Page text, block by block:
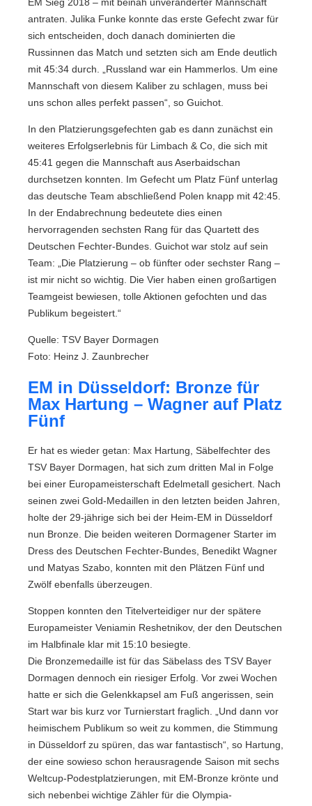
EM Sieg 2018 – mit beinah unveränderter Mannschaft
antraten. Julika Funke konnte das erste Gefecht zwar für
sich entscheiden, doch danach dominierten die
Russinnen das Match und setzten sich am Ende deutlich
mit 45:34 durch. „Russland war ein Hammerlos. Um eine
Mannschaft von diesem Kaliber zu schlagen, muss bei
uns schon alles perfekt passen“, so Guichot.
In den Platzierungsgefechten gab es dann zunächst ein
weiteres Erfolgserlebnis für Limbach & Co, die sich mit
45:41 gegen die Mannschaft aus Aserbaidschan
durchsetzen konnten. Im Gefecht um Platz Fünf unterlag
das deutsche Team abschließend Polen knapp mit 42:45.
In der Endabrechnung bedeutete dies einen
hervorragenden sechsten Rang für das Quartett des
Deutschen Fechter-Bundes. Guichot war stolz auf sein
Team: „Die Platzierung – ob fünfter oder sechster Rang –
ist mir nicht so wichtig. Die Vier haben einen großartigen
Teamgeist bewiesen, tolle Aktionen gefochten und das
Publikum begeistert.“
Quelle: TSV Bayer Dormagen
Foto: Heinz J. Zaunbrecher
EM in Düsseldorf: Bronze für
Max Hartung – Wagner auf Platz
Fünf
Er hat es wieder getan: Max Hartung, Säbelfechter des
TSV Bayer Dormagen, hat sich zum dritten Mal in Folge
bei einer Europameisterschaft Edelmetall gesichert. Nach
seinen zwei Gold-Medaillen in den letzten beiden Jahren,
holte der 29-jährige sich bei der Heim-EM in Düsseldorf
nun Bronze. Die beiden weiteren Dormagener Starter im
Dress des Deutschen Fechter-Bundes, Benedikt Wagner
und Matyas Szabo, konnten mit den Plätzen Fünf und
Zwölf ebenfalls überzeugen.
Stoppen konnten den Titelverteidiger nur der spätere
Europameister Veniamin Reshetnikov, der den Deutschen
im Halbfinale klar mit 15:10 besiegte.
Die Bronzemedaille ist für das Säbelass des TSV Bayer
Dormagen dennoch ein riesiger Erfolg. Vor zwei Wochen
hatte er sich die Gelenkkapsel am Fuß angerissen, sein
Start war bis kurz vor Turnierstart fraglich. „Und dann vor
heimischem Publikum so weit zu kommen, die Stimmung
in Düsseldorf zu spüren, das war fantastisch“, so Hartung,
der eine sowieso schon herausragende Saison mit sechs
Weltcup-Podestplatzierungen, mit EM-Bronze krönte und
sich nebenbei wichtige Zähler für die Olympia-